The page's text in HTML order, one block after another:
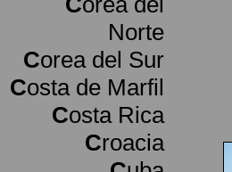
Norte
Corea del Sur
Costa de Marfil
Costa Rica
Croacia